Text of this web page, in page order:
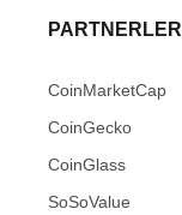
CoinMarketCap
CoinGecko
CoinGlass
SoSoValue